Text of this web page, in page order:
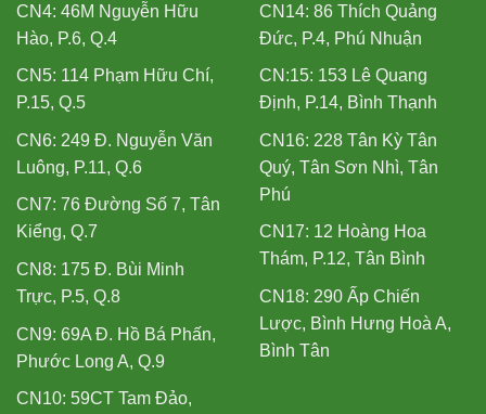
CN4: 46M Nguyễn Hữu
Hào, P.6, Q.4
CN5: 114 Phạm Hữu Chí,
P.15, Q.5
CN6: 249 Đ. Nguyễn Văn
Luông, P.11, Q.6
CN7: 76 Đường Số 7, Tân
Kiểng, Q.7
CN8: 175 Đ. Bùi Minh
Trực, P.5, Q.8
CN9: 69A Đ. Hồ Bá Phấn,
Phước Long A, Q.9
CN10: 59CT Tam Đảo,
CN14: 86 Thích Quảng
Đức, P.4, Phú Nhuận
CN:15: 153 Lê Quang
Định, P.14, Bình Thạnh
CN16: 228 Tân Kỳ Tân
Quý, Tân Sơn Nhì, Tân
Phú
CN17: 12 Hoàng Hoa
Thám, P.12, Tân Bình
CN18: 290 Ấp Chiến
Lược, Bình Hưng Hoà A,
Bình Tân